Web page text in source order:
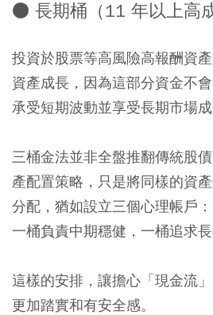
● 長期桶（11 年以上高
投資於股票等高風險高報酬資
資產成長，因為這部分資金不
承受短期波動並享受長期市場成
三桶金法並非全盤推翻傳統股
產配置策略，只是將同樣的資
分配，猶如設立三個心理帳戶：
一桶負責中期穩健，一桶追求長
這樣的安排，讓擔心「現金流
更加踏實和有安全感。